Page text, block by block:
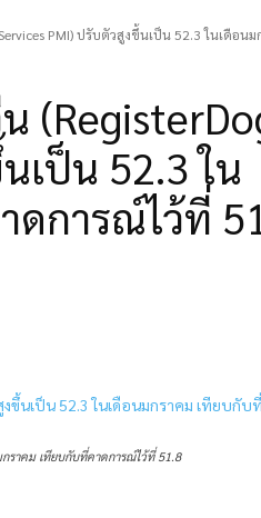
PMI) ปรับตัวสูงขึ้นเป็น 52.3 ในเดือ
เป็น 52.3 ใน
ดการณ์ไว้ที่
ราคม เทียบกับที่คาดการณ์ไว้ที่ 51.8